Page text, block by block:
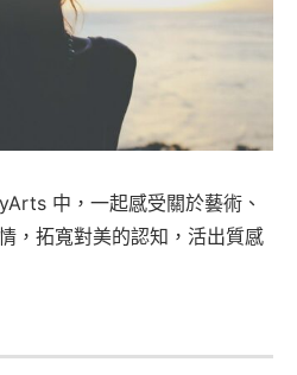
中，一起感受關於藝術、
，拓寬對美的認知，活出質感